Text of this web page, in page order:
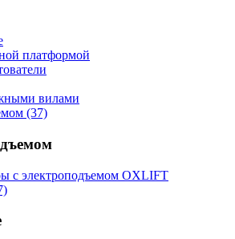
платформой
вилами
(37)
с электроподъемом OXLIFT